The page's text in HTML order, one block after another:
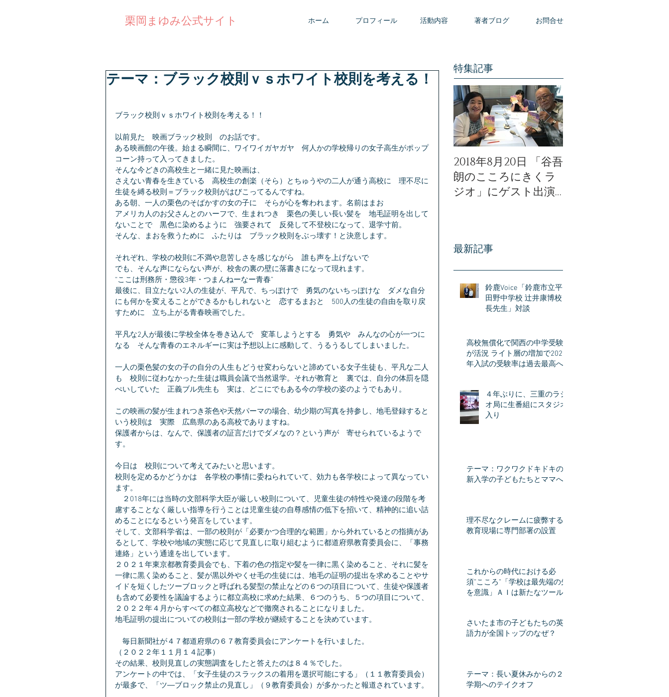
栗岡まゆみ公式サイト ホーム プロフィール 活動内容 著者ブログ お問合せ
テーマ：ブラック校則ｖｓホワイト校則を考える！
ブラック校則ｖｓホワイト校則を考える！！
以前見た　映画ブラック校則　のお話です。
ある映画館の午後。始まる瞬間に、ワイワイガヤガヤ　何人かの学校帰りの女子高生がポップ
コーン持って入ってきました。
そんな今どきの高校生と一緒に見た映画は、
さえない青春を生きている　高校生の創楽（そら）とちゅうやの二人が通う高校に　理不尽に
生徒を縛る校則＝ブラック校則がはびこってるんですね。
ある朝、一人の栗色のそばかすの女の子に　そらが心を奪われます。名前はまお
アメリカ人のお父さんとのハーフで、生まれつき　栗色の美しい長い髪を　地毛証明を出して
ないことで　黒色に染めるように　強要されて　反発して不登校になって、退学寸前。
そんな、まおを救うために　ふたりは　ブラック校則をぶっ壊す！と決意します。
それぞれ、学校の校則に不満や息苦しさを感じながら　誰も声を上げないで
でも、そんな声にならない声が、校舎の裏の壁に落書きになって現れます。
“ここは刑務所・懲役3年・つまんねーなー青春”
最後に、目立たない2人の生徒が、平凡で、ちっぽけで　勇気のないちっぽけな　ダメな自分
にも何かを変えることができるかもしれないと　恋するまおと　500人の生徒の自由を取り戻
すために　立ち上がる青春映画でした。
平凡な2人が最後に学校全体を巻き込んで　変革しようとする　勇気や　みんなの心が一つに
なる　そんな青春のエネルギーに実は予想以上に感動して、うるうるしてしまいました。
一人の栗色髪の女の子の自分の人生もどうせ変わらないと諦めている女子生徒も、平凡な二人
も　校則に従わなかった生徒は職員会議で当然退学。それが教育と　裏では、自分の体罰を隠
ぺいしていた　正義ブル先生も　実は、どこにでもある今の学校の姿のようでもあり。
この映画の髪が生まれつき茶色や天然パーマの場合、幼少期の写真を持参し、地毛登録すると
いう校則は　実際　広島県のある高校でありますね。
保護者からは、なんで、保護者の証言だけでダメなの？という声が　寄せられているようで
す。
今日は　校則について考えてみたいと思います。
校則を定めるかどうかは　各学校の事情に委ねられていて、効力も各学校によって異なってい
ます。
２018年には当時の文部科学大臣が厳しい校則について、児童生徒の特性や発達の段階を考
慮することなく厳しい指導を行うことは児童生徒の自尊感情の低下を招いて、精神的に追い詰
めることになるという発言をしています。
そして、文部科学省は、一部の校則が「必要かつ合理的な範囲」から外れているとの指摘があ
るとして、学校や地域の実態に応じて見直しに取り組むように都道府県教育委員会に、「事務
連絡」という通達を出しています。
２０２１年東京都教育委員会でも、下着の色の指定や髪を一律に黒く染めること、それに髪を
一律に黒く染めること、髪が黒以外やくせ毛の生徒には、地毛の証明の提出を求めることやサ
イドを短くしたツーブロックと呼ばれる髪型の禁止などの６つの項目について、生徒や保護者
も含めて必要性を議論するように都立高校に求めた結果、６つのうち、５つの項目について、
２０２２年４月からすべての都立高校などで撤廃されることになりました。
地毛証明の提出についての校則は一部の学校が継続することを決めています。
毎日新聞社が４７都道府県の６７教育委員会にアンケートを行いました。
（２０２２年１１月１４記事）
その結果、校則見直しの実態調査をしたと答えたのは８４％でした。
アンケートの中では、「女子生徒のスラックスの着用を選択可能にする」（１１教育委員会）
が最多で、「ツ―ブロック禁止の見直し」（９教育委員会）が多かったと報道されています。
特集記事
2018年8月20日 「谷吾
朗のこころにきくラ
ジオ」にゲスト出演
最新記事
鈴鹿Voice「鈴鹿市立平
田野中学校 辻井康博校
長先生」対談
高校無償化で関西の中学受験
が活況 ライト層の増加で2026
年入試の受験率は過去最高へ
４年ぶりに、三重のラジ
オ局に生番組にスタジオ
入り
テーマ：ワクワクドキドキの
新入学の子どもたちとママへ
理不尽なクレームに疲弊する
教育現場に専門部署の設置
これからの時代における必
須”こころ”「学校は最先端の先
を意識」ＡＩは新たなツール
経新聞） - Yahoo!ニュース
さいたま市の子どもたちの英
語力が全国トップのなぜ？
テーマ：長い夏休みからの２
学期へのテイクオフ